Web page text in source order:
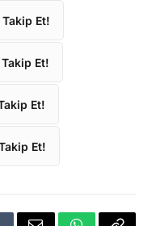
Et!
Et!
Et!
Et!